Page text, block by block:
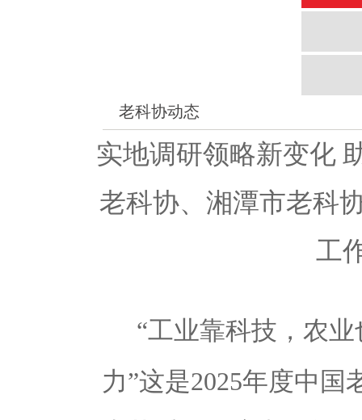
老科协动态
实地调研领略新变化
老科协、湘潭市老科
工
“工业靠科技，农
力”这是2025年度中国